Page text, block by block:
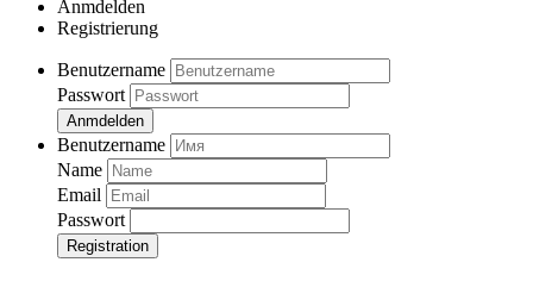
Anmdelden
Registrierung
Benutzername
Passwort
Anmdelden
Benutzername
Name
Email
Passwort
Registration